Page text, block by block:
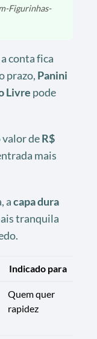
Figurinhas-
conta fica
prazo, Panini
Livre pode
valor deR$
mais
acapa dura
tranquila
Indicado para
Quem quer
rapidez